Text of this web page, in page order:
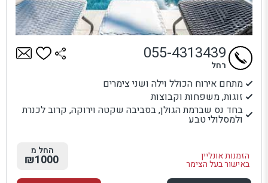
מתחם אירוח הכולל וילה ושני צימרים
זוגות, משפחות וקבוצות
בחד נס שברמת הגולן, בסביבה שקטה וירוקה, קרוב לכנרת
ולמסלולי טבע
הזמנות אונליין
באישור בעל הצימר
055-4313439
רחל
החל מ
₪1000